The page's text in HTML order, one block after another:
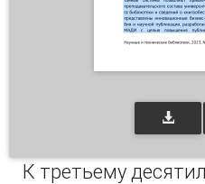
К третьему